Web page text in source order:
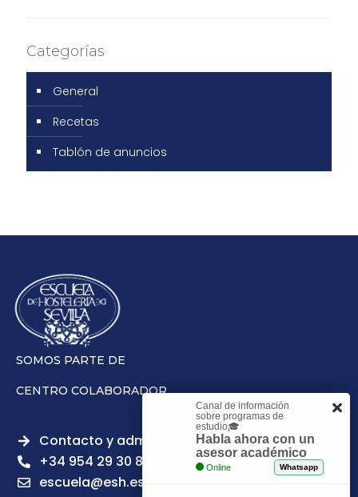
Categorías
General
Recetas
Tablón de anuncios
SOMOS PARTE DE
CENTRO COLABORADOR
Contacto y admisiones
+34 954 29 30 81
escuela@esh.es
Canal de información
sobre programas de
estudio🎓
Habla ahora con un
asesor académico
Online Whatsapp